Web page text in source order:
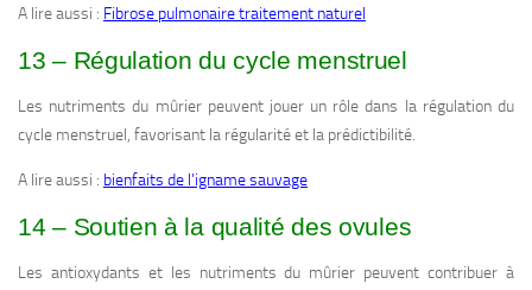
A lire aussi : Fibrose pulmonaire traitement naturel
13 – Régulation du cycle menstruel
Les nutriments du mûrier peuvent jouer un rôle dans la régulation du
cycle menstruel, favorisant la régularité et la prédictibilité.
A lire aussi : bienfaits de l’igname sauvage
14 – Soutien à la qualité des ovules
Les antioxydants et les nutriments du mûrier peuvent contribuer à